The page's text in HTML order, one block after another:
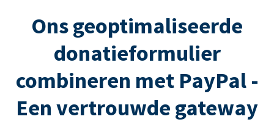
Ons geoptimaliseerde
donatieformulier
combineren met PayPal -
Een vertrouwde gateway